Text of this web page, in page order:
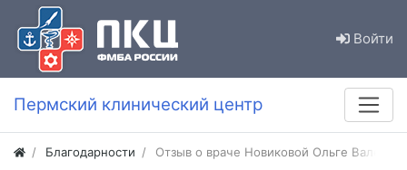
Войти
Пермский клинический центр
Благодарности Отзыв о враче Новиковой Ольге